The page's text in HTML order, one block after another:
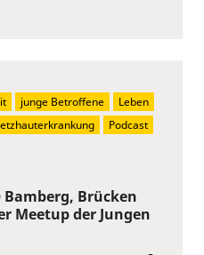
Brücken
Meetup der Jungen
junge Betroffene
Leben
Podcast